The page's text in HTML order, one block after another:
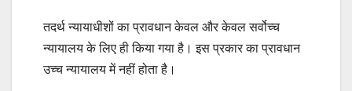
तदर्थ न्यायाधीशों का प्रावधान केवल और केवल सर्वोच्च
न्यायालय के लिए ही किया गया है। इस प्रकार का प्रावधान
उच्च न्यायालय में नहीं होता है।